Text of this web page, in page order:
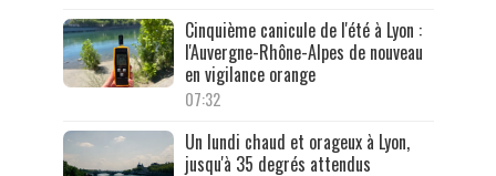
Cinquième canicule de l'été à Lyon :
l'Auvergne-Rhône-Alpes de nouveau
en vigilance orange
07:32
Un lundi chaud et orageux à Lyon,
jusqu'à 35 degrés attendus